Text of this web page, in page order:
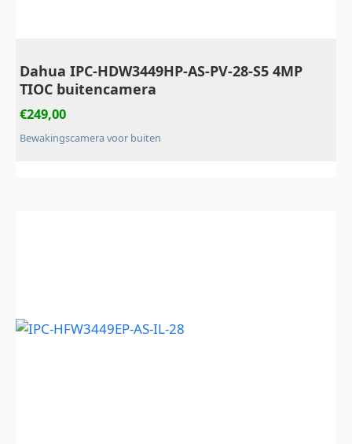
Dahua IPC-HDW3449HP-AS-PV-28-S5 4MP
TIOC buitencamera
€249,00
Bewakingscamera voor buiten